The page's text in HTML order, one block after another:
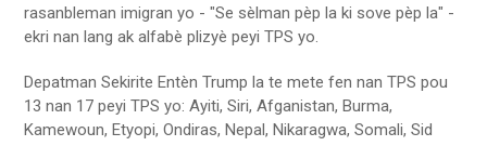
rasanbleman imigran yo - "Se sèlman pèp la ki sove pèp la" -
ekri nan lang ak alfabè plizyè peyi TPS yo.
Depatman Sekirite Entèn Trump la te mete fen nan TPS pou
13 nan 17 peyi TPS yo: Ayiti, Siri, Afganistan, Burma,
Kamewoun, Etyopi, Ondiras, Nepal, Nikaragwa, Somali, Sid